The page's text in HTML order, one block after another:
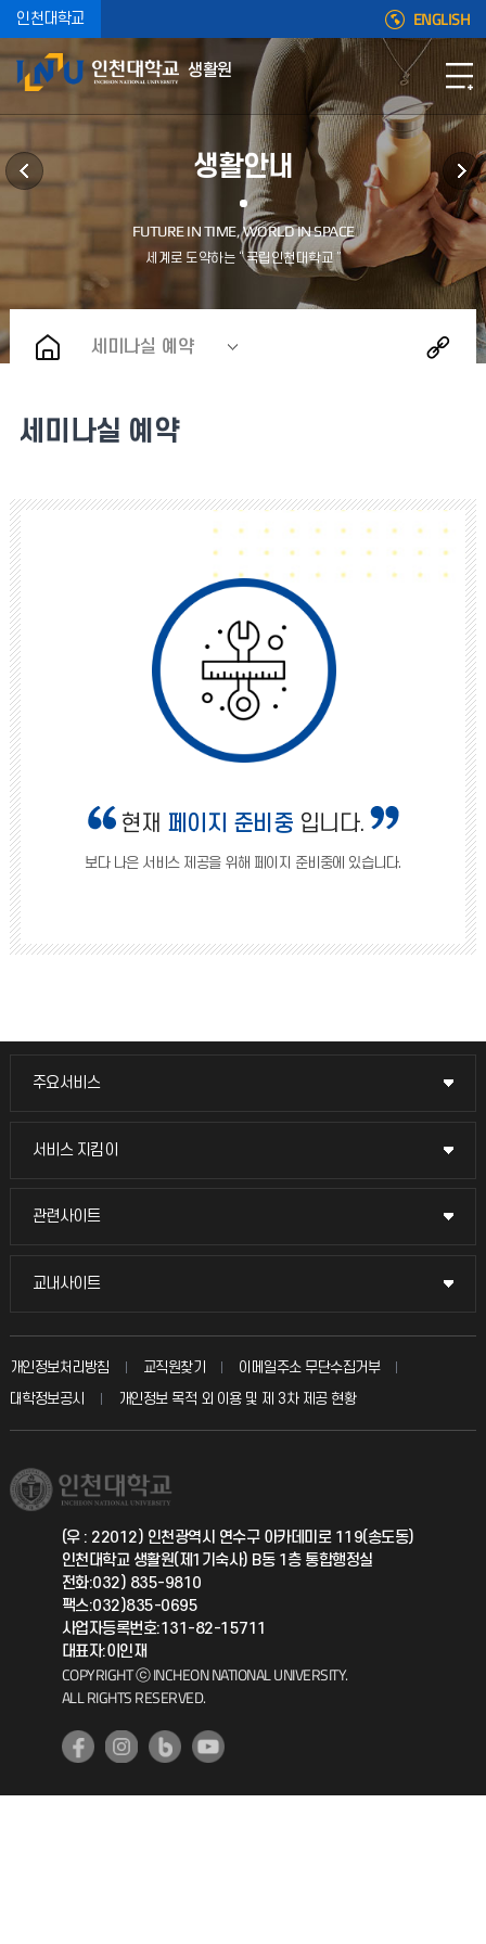
인천대학교 ENGLISH
생활원
생활안내
세미나실 예약
세미나실 예약
현재 페이지 준비중 입니다.
보다 나은 서비스 제공을 위해 페이지 준비중에 있습니다.
주요서비스
주요서비스
교무회의방송
입학안내
취업정보(학생)
서비스 지킴이
서비스 지킴이
묻고 답하기
칭찬마당
학생서비스 지킴이
관련사이트
관련사이트
국방헬프콜
총동문회
교내사이트
교내사이트
교수회
교육혁신본부
국제지원과
공자아카데미
기초교육원
공학교육혁신센터
대학생활상담센터
개인정보처리방침 교직원찾기
이메일주소 무단수집거부
대학정보공시
개인정보 목적 외 이용 및 제 3차 제공 현황
(우 : 22012) 인천광역시 연수구 아카데미로 119(송도동)
인천대학교 생활원(제1기숙사) B동 1층 통합행정실
전화:032) 835-9810
팩스:032)835-0695
사업자등록번호:131-82-15711
대표자:이인재
COPYRIGHT ⓒ INCHEON NATIONAL UNIVERSITY.
ALL RIGHTS RESERVED.